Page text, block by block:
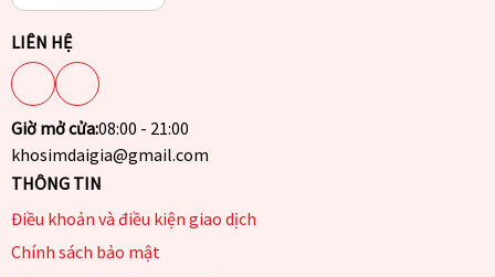
LIÊN HỆ
Giờ mở cửa:08:00 - 21:00
khosimdaigia@gmail.com
THÔNG TIN
Điều khoản và điều kiện giao dịch
Chính sách bảo mật